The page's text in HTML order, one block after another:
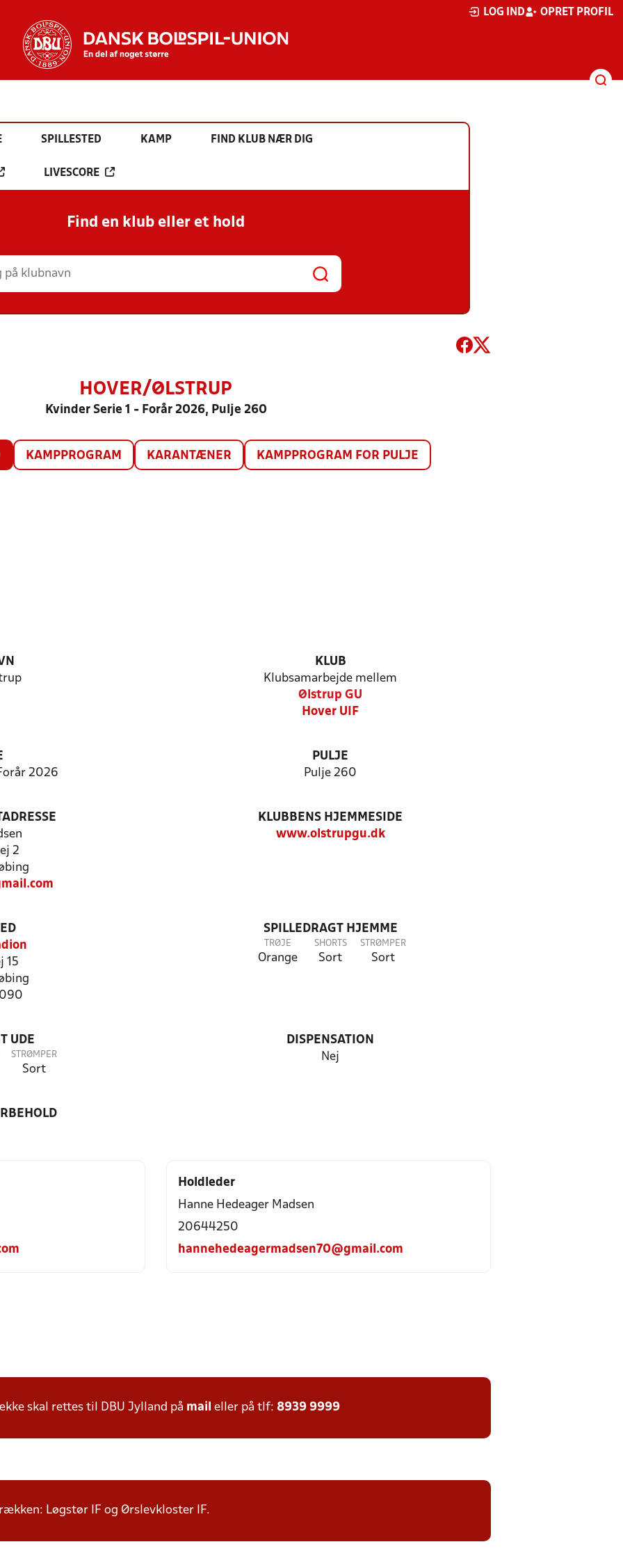
LOG IND OPRET PROFIL
SPILLESTED KAMP FIND KLUB NÆR DIG
LIVESCORE
Find en klub eller et hold
HOVER/ØLSTRUP
Kvinder Serie 1 - Forår 2026, Pulje 260
KAMPPROGRAM KARANTÆNER KAMPPROGRAM FOR PULJE
KLUB
Klubsamarbejde mellem
Ølstrup GU
Hover UIF
2026
PULJE
Pulje 260
2
KLUBBENS HJEMMESIDE
www.olstrupgu.dk
15
SPILLEDRAGT HJEMME
TRØJE
Orange
SHORTS
Sort
STRØMPER
Sort
UDE
STRØMPER
Sort
DISPENSATION
Nej
Holdleder
Hanne Hedeager Madsen
20644250
hannehedeagermadsen70@gmail.com
skal rettes til DBU Jylland på mail eller på tlf: 8939 9999
Løgstør IF og Ørslevkloster IF.